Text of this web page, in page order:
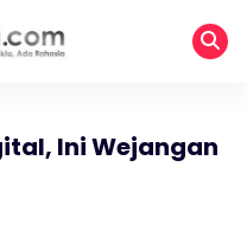
Ini Wejangan